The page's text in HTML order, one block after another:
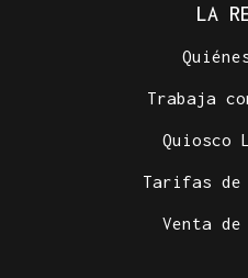
LA
Trabaja
Quiosco
Tarifas de
Venta de